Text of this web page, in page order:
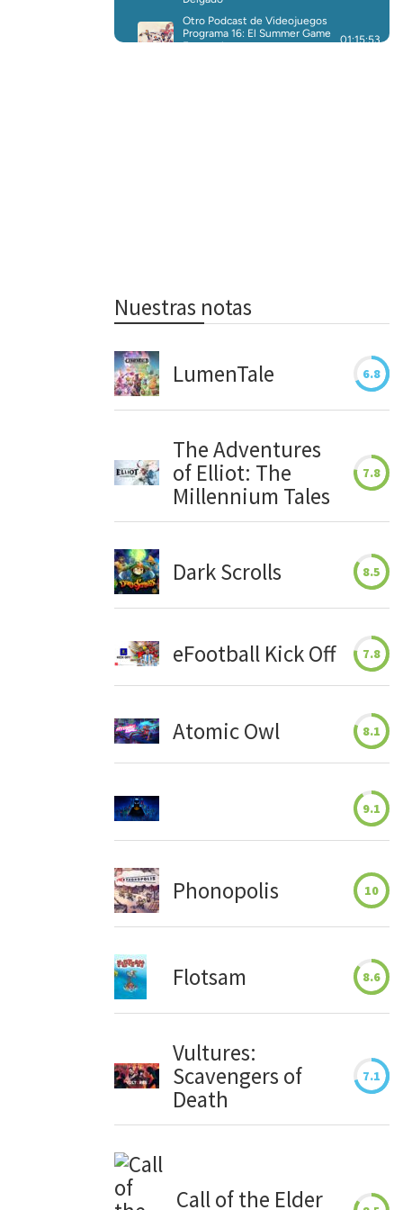
Nuestras notas
LumenTale 6.8
The Adventures
of Elliot: The
Millennium Tales
7.8
Dark Scrolls 8.5
eFootball Kick Off 7.8
Atomic Owl 8.1
9.1
Phonopolis 10
Flotsam 8.6
Vultures:
Scavengers of
Death
7.1
Call of the Elder